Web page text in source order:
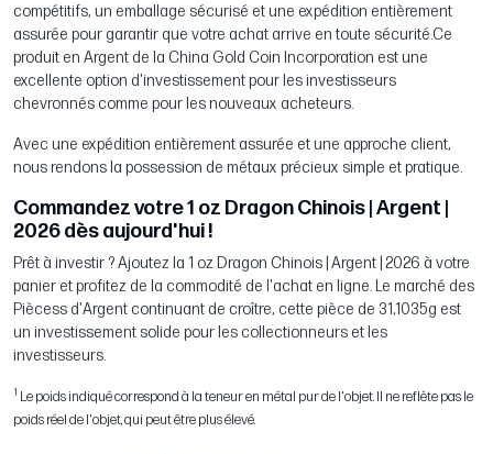
compétitifs, un emballage sécurisé et une expédition entièrement
assurée pour garantir que votre achat arrive en toute sécurité.Ce
produit en Argent de la China Gold Coin Incorporation est une
excellente option d'investissement pour les investisseurs
chevronnés comme pour les nouveaux acheteurs.
Avec une expédition entièrement assurée et une approche client,
nous rendons la possession de métaux précieux simple et pratique.
Commandez votre 1 oz Dragon Chinois | Argent |
2026 dès aujourd'hui !
Prêt à investir ? Ajoutez la 1 oz Dragon Chinois | Argent | 2026 à votre
panier et profitez de la commodité de l'achat en ligne. Le marché des
Piècess d'Argent continuant de croître, cette pièce de 31,1035g est
un investissement solide pour les collectionneurs et les
investisseurs.
1 Le poids indiqué correspond à la teneur en métal pur de l'objet. Il ne reflète pas le
poids réel de l'objet, qui peut être plus élevé.